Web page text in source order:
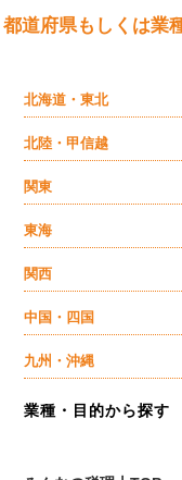
都道府県もしくは業
北海道・東北
北陸・甲信越
関東
東海
関西
中国・四国
九州・沖縄
業種・目的から探す